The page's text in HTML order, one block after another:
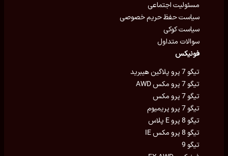
مسئولیت اجتماعی
سیاست حفظ حریم خصوصی
سیاست کوکی
سوالات متداول
فونیکس
تیگو 7 پرو پلاگین هیبرید
تیگو 7 پرو مکس AWD
تیگو 7 پرو مکس
تیگو 7 پرو پریمیوم
تیگو 8 پرو E پلاس
تیگو 8 پرو مکس IE
تیگو 9